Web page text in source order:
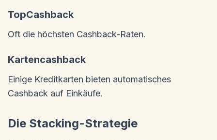
TopCashback
Oft die höchsten Cashback-Raten.
Kartencashback
Einige Kreditkarten bieten automatisches
Cashback auf Einkäufe.
Die Stacking-Strategie